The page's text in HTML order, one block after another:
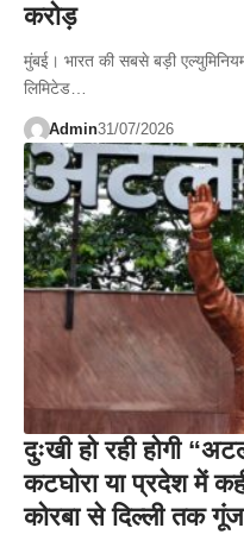
करोड़
मुंबई। भारत की सबसे बड़ी
लिमिटेड…
Admin31/07/2026
दुःखी हो रही होगी
कटघोरा या प्रदेश में
कोरबा से दिल्ली तक गूंज